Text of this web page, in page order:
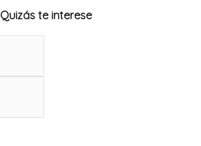
Quizás te interese